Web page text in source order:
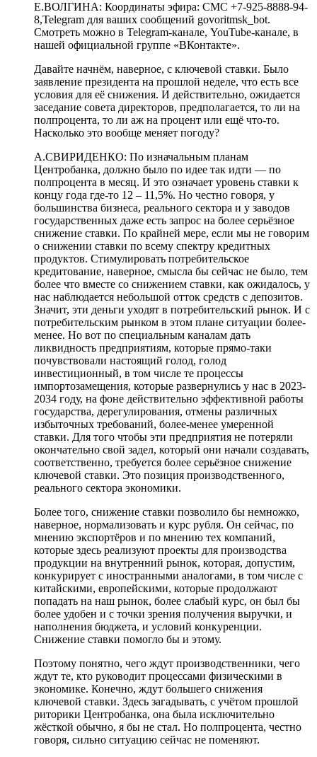
Е.ВОЛГИНА: Координаты эфира: СМС +7-925-8888-94-
8,Telegram для ваших сообщений govoritmsk_bot.
Смотреть можно в Telegram-канале, YouTube-канале, в
нашей официальной группе «ВКонтакте».
Давайте начнём, наверное, с ключевой ставки. Было
заявление президента на прошлой неделе, что есть все
условия для её снижения. И действительно, ожидается
заседание совета директоров, предполагается, то ли на
полпроцента, то ли аж на процент или ещё что-то.
Насколько это вообще меняет погоду?
А.СВИРИДЕНКО: По изначальным планам
Центробанка, должно было по идее так идти — по
полпроцента в месяц. И это означает уровень ставки к
концу года где-то 12 – 11,5%. Но честно говоря, у
большинства бизнеса, реального сектора и у заводов
государственных даже есть запрос на более серьёзное
снижение ставки. По крайней мере, если мы не говорим
о снижении ставки по всему спектру кредитных
продуктов. Стимулировать потребительское
кредитование, наверное, смысла бы сейчас не было, тем
более что вместе со снижением ставки, как ожидалось, у
нас наблюдается небольшой отток средств с депозитов.
Значит, эти деньги уходят в потребительский рынок. И с
потребительским рынком в этом плане ситуации более-
менее. Но вот по специальным каналам дать
ликвидность предприятиям, которые прямо-таки
почувствовали настоящий голод, голод
инвестиционный, в том числе те процессы
импортозамещения, которые развернулись у нас в 2023-
2034 году, на фоне действительно эффективной работы
государства, дерегулирования, отмены различных
избыточных требований, более-менее умеренной
ставки. Для того чтобы эти предприятия не потеряли
окончательно свой задел, который они начали создавать,
соответственно, требуется более серьёзное снижение
ключевой ставки. Это позиция производственного,
реального сектора экономики.
Более того, снижение ставки позволило бы немножко,
наверное, нормализовать и курс рубля. Он сейчас, по
мнению экспортёров и по мнению тех компаний,
которые здесь реализуют проекты для производства
продукции на внутренний рынок, которая, допустим,
конкурирует с иностранными аналогами, в том числе с
китайскими, европейскими, которые продолжают
попадать на наш рынок, более слабый курс, он был бы
более удобен и с точки зрения получения выручки, и
наполнения бюджета, и условий конкуренции.
Снижение ставки помогло бы и этому.
Поэтому понятно, чего ждут производственники, чего
ждут те, кто руководит процессами физическими в
экономике. Конечно, ждут большего снижения
ключевой ставки. Здесь загадывать, с учётом прошлой
риторики Центробанка, она была исключительно
жёсткой обычно, я бы не стал. Но полпроцента, честно
говоря, сильно ситуацию сейчас не поменяют.